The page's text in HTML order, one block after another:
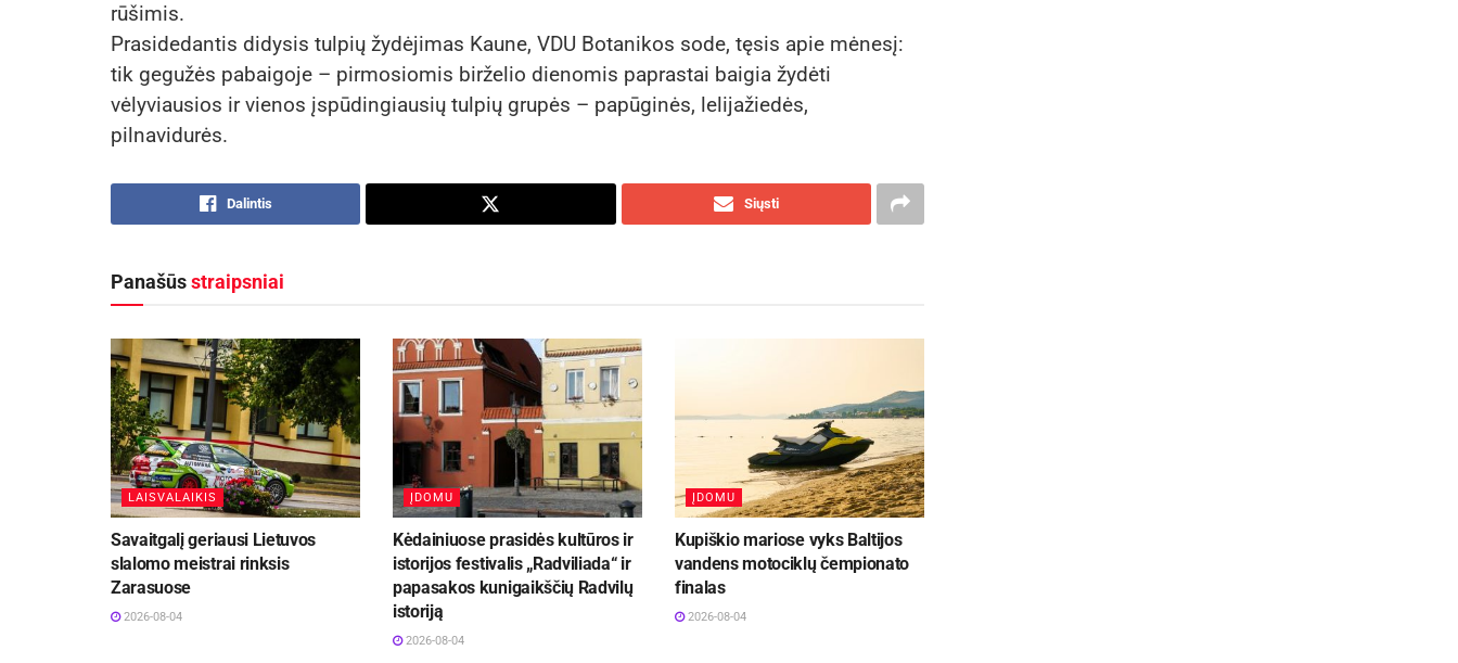
rūšimis.
Prasidedantis didysis tulpių žydėjimas Kaune, VDU Botanikos sode, tęsis apie mėnesį:
tik gegužės pabaigoje – pirmosiomis birželio dienomis paprastai baigia žydėti
vėlyviausios ir vienos įspūdingiausių tulpių grupės – papūginės, lelijažiedės,
pilnavidurės.
Dalintis Siųsti
Panašūsstraipsniai
LAISVALAIKIS
Savaitgalį geriausi Lietuvos
slalomo meistrai rinksis
Zarasuose
2026-08-04
ĮDOMU
Kėdainiuose prasidės kultūros ir
istorijos festivalis „Radviliada“ ir
papasakos kunigaikščių Radvilų
istoriją
2026-08-04
ĮDOMU
Kupiškio mariose vyks Baltijos
vandens motociklų čempionato
finalas
2026-08-04